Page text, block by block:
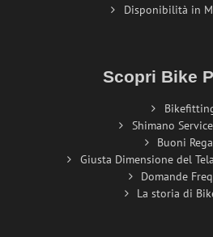
Disponibilità in
Scopri Bike
Shimano
Buoni
Giusta Dimensione del
Domande
La storia di